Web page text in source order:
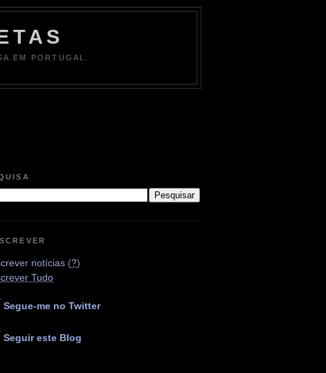
EM PORTUGAL.
notícias (?)
Tudo
Segue-me no Twitter
Seguir este Blog